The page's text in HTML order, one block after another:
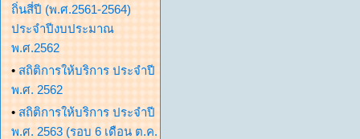
ถิ่นสี่ปี (พ.ศ.2561-2564)
ประจำปีงบประมาณ
พ.ศ.2562
• สถิติการให้บริการ ประจำปี
พ.ศ. 2562
• สถิติการให้บริการ ประจำปี
พ.ศ. 2563 (รอบ 6 เดือน ต.ค.